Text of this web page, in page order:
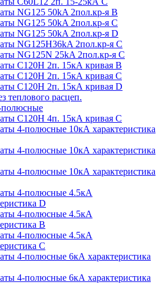
NG125 50kA 2пол.кр-я B
NG125 50kA 2пол.кр-я C
NG125 50kA 2пол.кр-я D
NG125H36kA 2пол.кр-я C
NG125N 25kA 2пол.кр-я C
С120H 2п. 15кА кривая B
С120H 2п. 15кА кривая C
С120H 2п. 15кА кривая D
теплового расцеп.
С120H 4п. 15кА кривая C
4-полюсные 10кА характеристика
4-полюсные 10кА характеристика
4-полюсные 10кА характеристика
4-полюсные 4.5кА
D
4-полюсные 4.5кА
В
4-полюсные 4.5кА
С
4-полюсные 6кА характеристика
4-полюсные 6кА характеристика